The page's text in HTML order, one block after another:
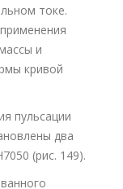
токе.
и
кривой
пульсации
два
(рис. 149).